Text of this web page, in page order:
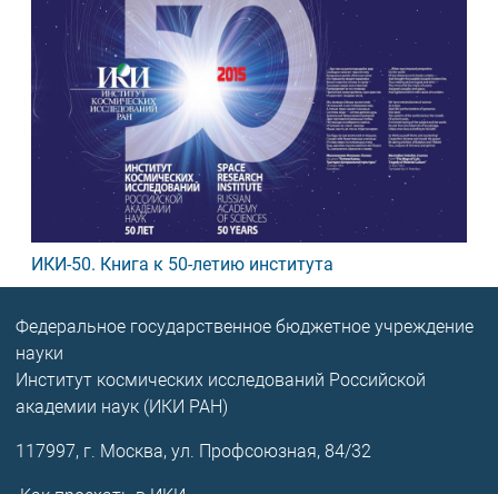
ИКИ-50. Книга к 50-летию института
Федеральное государственное бюджетное учреждение
науки
Институт космических исследований Российской
академии наук (ИКИ РАН)
117997, г. Москва, ул. Профсоюзная, 84/32